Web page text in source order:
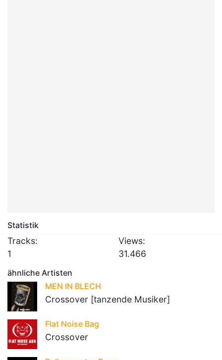
Statistik
Tracks:
1
Views:
31.466
ähnliche Artisten
MEN IN BLECH
Crossover [tanzende Musiker]
Flat Noise Bag
Crossover